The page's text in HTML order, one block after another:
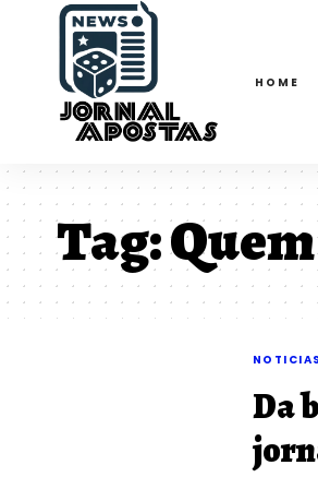
HOME
Tag:
NOTICIAS
Da